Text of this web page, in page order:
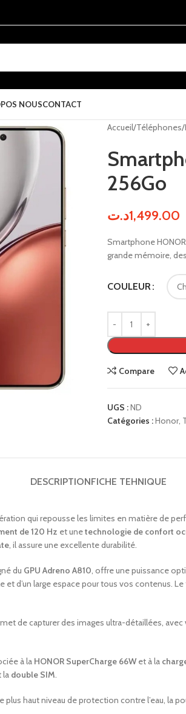
NOUSCONTACT
Accueil Téléphones
256Go
1,499.00د.ت
Smartphone
grande mémoire,
COULEUR
Compare
UGS :ND
Catégories :Honor,
DESCRIPTIONFICHE TEHNIQUE
qui repousse les limites en matière de
de 120 Hz et unetechnologie de confort
, il assure une excellente durabilité.
du GPU Adreno A810, offre une puissance
et d’un large espace pour tous vos contenus.
de capturer des images ultra-détaillées, avec
à la HONOR SuperCharge 66Wet à la
la double SIM.
plus haut niveau de protection contre l’eau, la